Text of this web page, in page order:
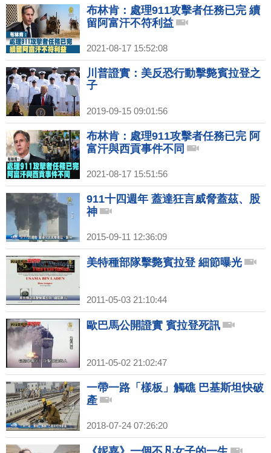
布林肯：處理911攻擊者任務已完 續
留阿富汗不符利益
2021-08-17 15:52:08
川普證實：美反恐行動擊斃賓拉登之
子
2019-09-15 09:01:56
布林肯：處理911攻擊者任務已完 阿
富汗與西貢事件不同
2021-08-17 15:51:56
911十四週年 蓋達狂言威脅蓋茲、股
神
2015-09-11 12:36:09
美特種部隊擊斃賓拉登 細節曝光
2011-05-03 21:10:44
歐巴馬公開證實 賓拉登死訊
2011-05-02 21:02:47
一帶一路「樣板」觸礁 巴基斯坦快破
產
2018-07-24 07:26:20